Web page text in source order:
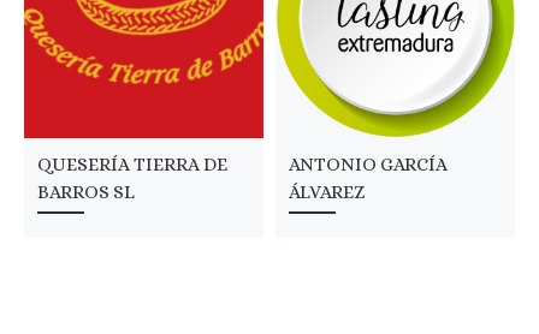
QUESERÍA TIERRA DE
BARROS SL
ANTONIO GARCÍA
ÁLVAREZ